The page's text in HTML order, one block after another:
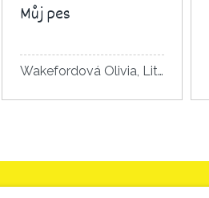
Můj pes
Wakefordová Olivia, Litchfield David
Detail knihy